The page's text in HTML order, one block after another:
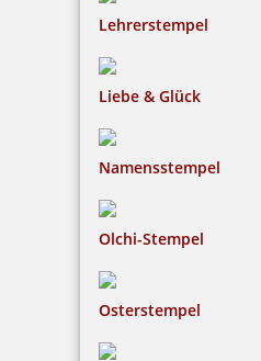
Lehrerstempel
Liebe & Glück
Namensstempel
Olchi-Stempel
Osterstempel